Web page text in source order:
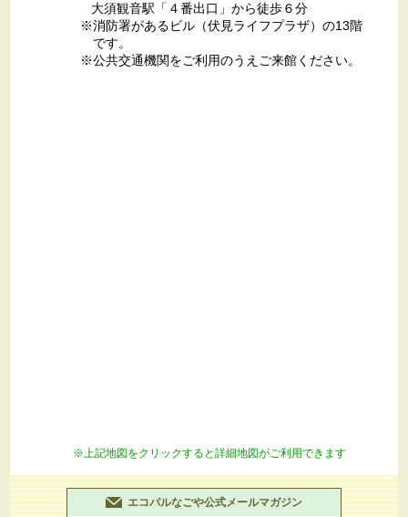
特集「いま、地球がピンチ～どうする!?地球温暖化」
情報誌エコパルなごや夏号（vol.119）で地球温暖化
を特集しました。約 250 年前にイギリスで始まった産
業革命以降、人間はエネルギーとして…続きを見る
ショップ in 名古屋港水族館」を行います。このワーク
して、海で困っているプラスチックごみに…続きを見
大須観音駅「４番出口」から徒歩６分
消防署があるビル（伏見ライフプラザ）の13階
です。
公共交通機関をご利用のうえご来館ください。
※上記地図をクリックすると詳細地図がご利用できます
エコパルなごや公式メールマガジン